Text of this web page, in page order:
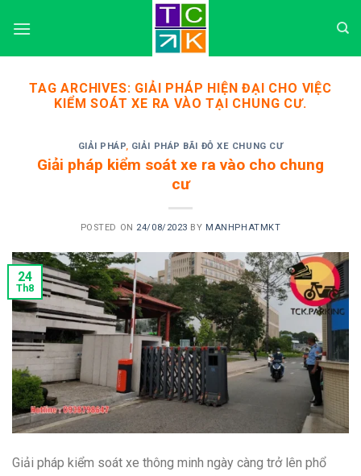
TAG ARCHIVES: GIẢI PHÁP HIỆN ĐẠI CHO VIỆC
KIỂM SOÁT XE RA VÀO TẠI CHUNG CƯ.
GIẢI PHÁP, GIẢI PHÁP BÃI ĐỖ XE CHUNG CƯ
Giải pháp kiểm soát xe ra vào cho chung
cư
POSTED ON 24/08/2023 BY MANHPHATMKT
24
Th8
Giải pháp kiểm soát xe thông minh ngày càng trở lên phổ